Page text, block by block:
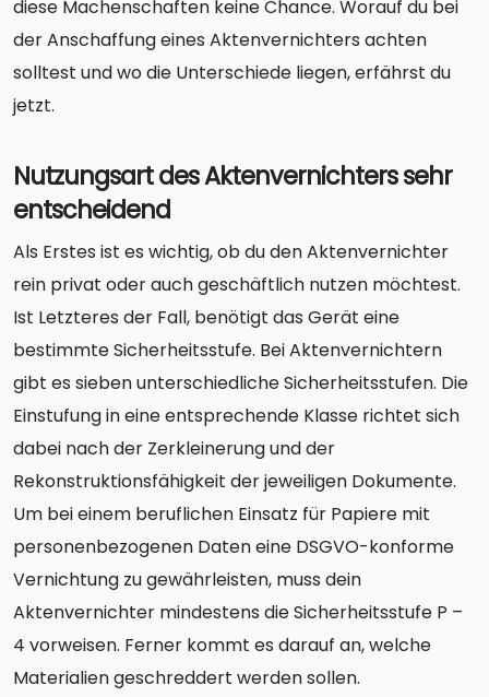
diese Machenschaften keine Chance. Worauf du bei
der Anschaffung eines Aktenvernichters achten
solltest und wo die Unterschiede liegen, erfährst du
jetzt.
Nutzungsart des Aktenvernichters sehr
entscheidend
Als Erstes ist es wichtig, ob du den Aktenvernichter
rein privat oder auch geschäftlich nutzen möchtest.
Ist Letzteres der Fall, benötigt das Gerät eine
bestimmte Sicherheitsstufe. Bei Aktenvernichtern
gibt es sieben unterschiedliche Sicherheitsstufen. Die
Einstufung in eine entsprechende Klasse richtet sich
dabei nach der Zerkleinerung und der
Rekonstruktionsfähigkeit der jeweiligen Dokumente.
Um bei einem beruflichen Einsatz für Papiere mit
personenbezogenen Daten eine DSGVO-konforme
Vernichtung zu gewährleisten, muss dein
Aktenvernichter mindestens die Sicherheitsstufe P –
4 vorweisen. Ferner kommt es darauf an, welche
Materialien geschreddert werden sollen.